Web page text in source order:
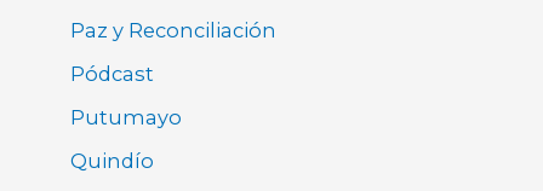
Paz y Reconciliación
Pódcast
Putumayo
Quindío